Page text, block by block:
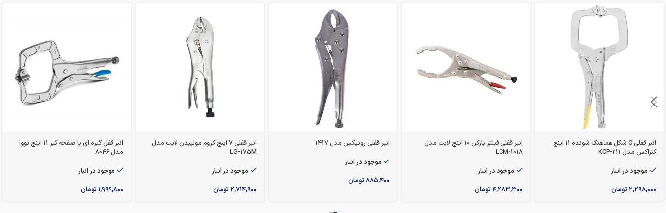
انبر قفلی C شکل هماهنگ شونده 11 اینچ
کنزاکس مدل KCP-211
موجود در انبار
۲,۲۹۸,۰۰۰تومان
انبر قفلی فیلتر بازکن 10 اینچ لایت مدل
LCM-1018
موجود در انبار
۴,۲۸۳,۳۰۰تومان
انبر قفلی رونیکس مدل 1417
موجود در انبار
۸۸۵,۴۰۰تومان
انبر قفلی 7 اینچ کروم مولیبدن لایت مدل
LG-175M
موجود در انبار
۲,۷۱۴,۹۰۰تومان
انبر قفل گیره ای با صفحه گیر 11 اینچ نووا
مدل 8046
موجود در انبار
۱,۹۹۹,۸۰۰تومان